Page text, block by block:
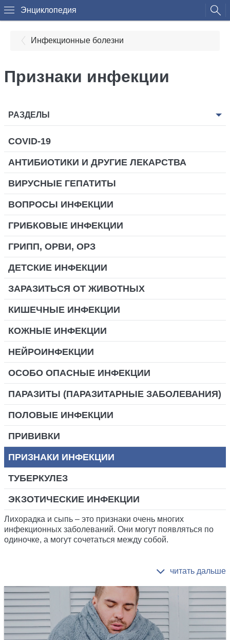
Энциклопедия
Инфекционные болезни
Признаки инфекции
РАЗДЕЛЫ
COVID-19
АНТИБИОТИКИ И ДРУГИЕ ЛЕКАРСТВА
ВИРУСНЫЕ ГЕПАТИТЫ
ВОПРОСЫ ИНФЕКЦИИ
ГРИБКОВЫЕ ИНФЕКЦИИ
ГРИПП, ОРВИ, ОРЗ
ДЕТСКИЕ ИНФЕКЦИИ
ЗАРАЗИТЬСЯ ОТ ЖИВОТНЫХ
КИШЕЧНЫЕ ИНФЕКЦИИ
КОЖНЫЕ ИНФЕКЦИИ
НЕЙРОИНФЕКЦИИ
ОСОБО ОПАСНЫЕ ИНФЕКЦИИ
ПАРАЗИТЫ (ПАРАЗИТАРНЫЕ ЗАБОЛЕВАНИЯ)
ПОЛОВЫЕ ИНФЕКЦИИ
ПРИВИВКИ
ПРИЗНАКИ ИНФЕКЦИИ
ТУБЕРКУЛЕЗ
ЭКЗОТИЧЕСКИЕ ИНФЕКЦИИ
Лихорадка и сыпь – это признаки очень многих
инфекционных заболеваний. Они могут появляться по
одиночке, а могут сочетаться между собой.